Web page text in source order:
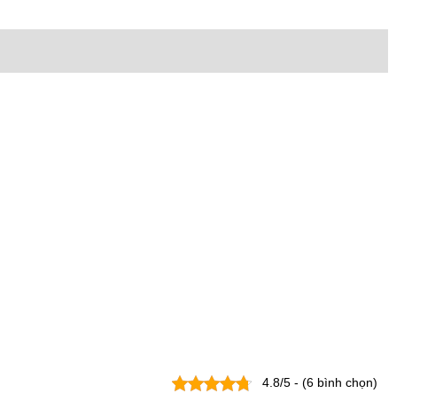
4.8/5 - (6 bình chọn)